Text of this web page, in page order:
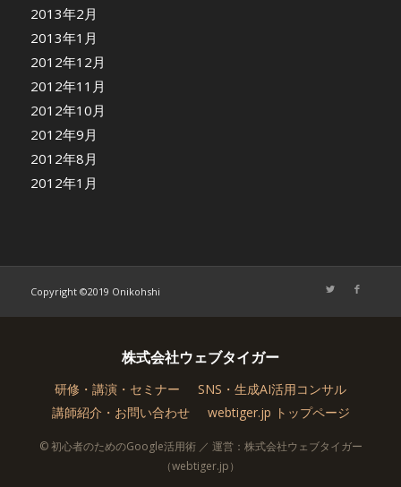
2013年2月
2013年1月
2012年12月
2012年11月
2012年10月
2012年9月
2012年8月
2012年1月
Copyright ©2019 Onikohshi
株式会社ウェブタイガー
研修・講演・セミナー
SNS・生成AI活用コンサル
講師紹介・お問い合わせ
webtiger.jp トップページ
© 初心者のためのGoogle活用術 ／ 運営：株式会社ウェブタイガー
（webtiger.jp）